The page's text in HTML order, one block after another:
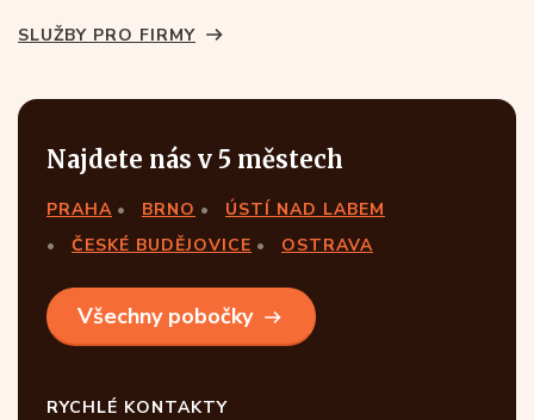
SLUŽBY PRO FIRMY
Najdete nás v 5 městech
PRAHA BRNO
ÚSTÍ NAD LABEM
ČESKÉ BUDĚJOVICE
OSTRAVA
Všechny pobočky
RYCHLÉ KONTAKTY